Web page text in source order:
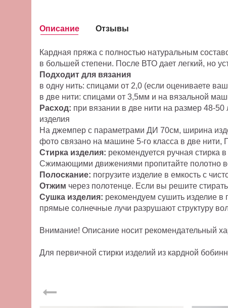
Описание
Кардная пряжа с полностью натуральным
в большей степени. После ВТО дает легкий, но
Подходит для вязания
в одну нить: спицами от 2,0 (если оцениваете
в две нити: спицами от 3,5мм и на вязальной
Расход: при вязании в две нити на размер 48-
изделия
На джемпер с параметрами ДИ 70см, ширина
фото связано на машине 5-го класса в две нити,
Стирка изделия: рекомендуется ручная стирка
Сжимающими движениями пропитайте полотно
Полоскание: погрузите изделие в емкость с
Отжим через полотенце. Если вы решите
Сушка изделия: рекомендуем сушить изделие в
прямые солнечные лучи разрушают структуру
Внимание! Описание носит рекомендательный
Для первичной стирки изделий из кардной
Отзывы